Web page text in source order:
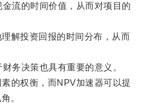
的时间价值，从而对项目的
投资回报的时间分布，从而
决策也具有重要的意义。
权衡，而NPV加速器可以提
。